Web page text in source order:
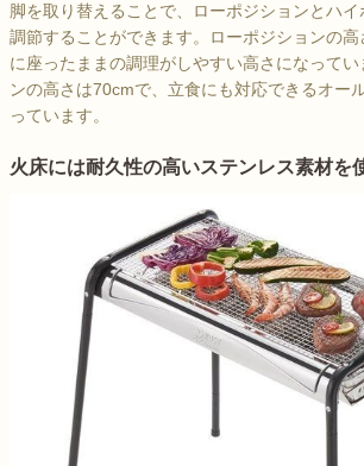
脚を取り替えることで、ローポジションとハ
調節することができます。ローポジションの
に座ったままの調理がしやすい高さになってい
ンの高さは70cmで、立食にも対応できるオー
っています。
火床には耐久性の高いステンレス素材を